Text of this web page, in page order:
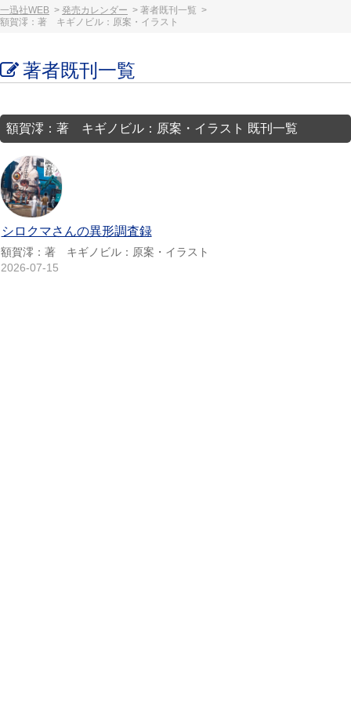
一迅社WEB 発売カレンダー
著者既刊一覧
額賀澪：著 キギノビル：原案・イラスト
著者既刊一覧
額賀澪：著 キギノビル：原案・イラスト 既刊一覧
シロクマさんの異形調査録
額賀澪：著 キギノビル：原案・イラスト
2026-07-15